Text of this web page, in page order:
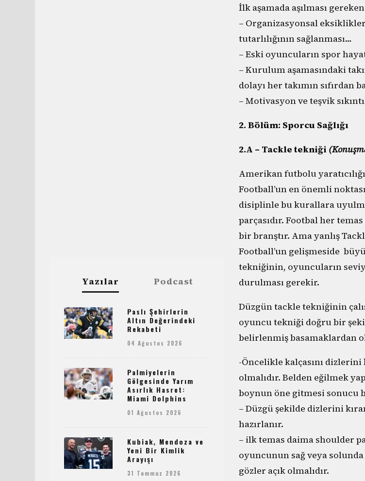
İlk aşamada aşılması
– Organizasyonsal
tutarlılığının sağlanması…
– Eski oyuncuların spor
– Kurulum aşamasındaki
dolayı her takımın
– Motivasyon ve teşvik
2. Bölüm: Sporcu Sağlığı
2.A – Tackle tekniği
Amerikan futbolu
Football’un en önemli
disiplinle bu kurallara
parçasıdır. Footbal her
bir branştır. Ama yanlış
Football’un gelişmeside
tekniğinin, oyuncuların
durulması gerekir.
Düzgün tackle tekniğinin
oyuncu tekniği doğru bir
belirlenmiş basamaklardan
-Öncelikle kalçasını dizlerini
olmalıdır. Belden eğilmek
boynun öne gitmesi sonucu
– Düzgü şekilde dizlerini
hazırlanır.
– ilk temas daima shoulder
oyuncunun sağ veya
gözler açık olmalıdır.
Yazılar Podcast
Paslı Şehirlerin
Altın Değerindeki
Rekabeti
04 Ağustos 2026
Palmiyelerin
Gölgesinde Yarım
Asırlık Hasret:
Miami Dolphins
01 Ağustos 2026
Kubiak, Mendoza ve
Yeni Bir Kimlik
Arayışı
31 Temmuz 2026